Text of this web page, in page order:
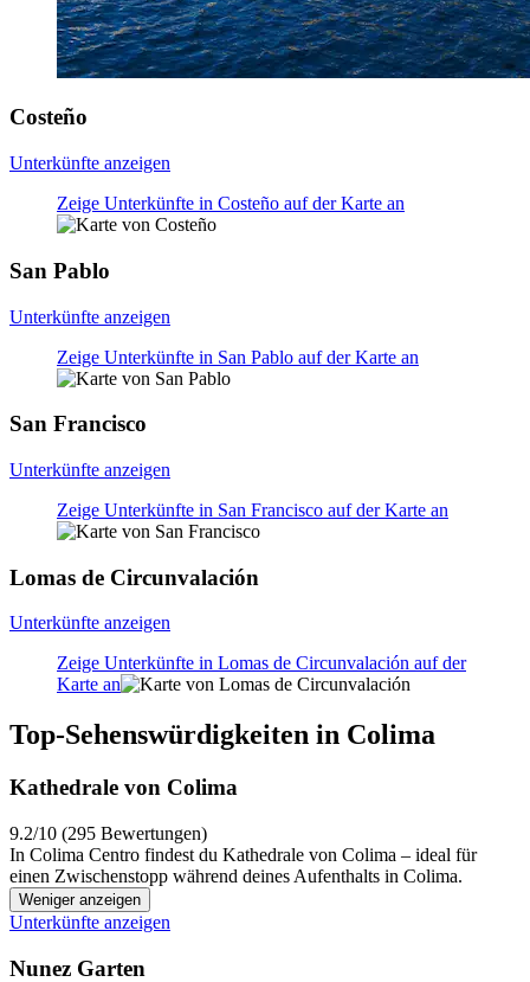
Costeño
Unterkünfte anzeigen
Zeige Unterkünfte in Costeño auf der Karte an
San Pablo
Unterkünfte anzeigen
Zeige Unterkünfte in San Pablo auf der Karte an
San Francisco
Unterkünfte anzeigen
Zeige Unterkünfte in San Francisco auf der Karte an
Lomas de Circunvalación
Unterkünfte anzeigen
Zeige Unterkünfte in Lomas de Circunvalación auf der
Karte an
Top-Sehenswürdigkeiten in Colima
Kathedrale von Colima
9.2/10 (295 Bewertungen)
In Colima Centro findest du Kathedrale von Colima – ideal für
einen Zwischenstopp während deines Aufenthalts in Colima.
Weniger anzeigen
Unterkünfte anzeigen
Nunez Garten